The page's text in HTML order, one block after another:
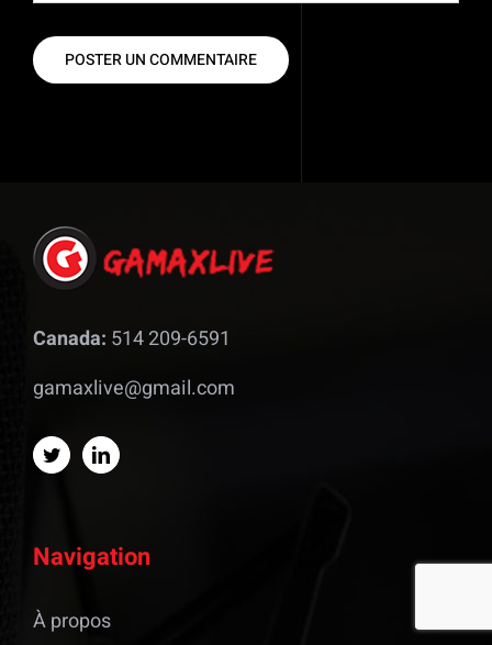
Canada: 514 209-6591
gamaxlive@gmail.com
Navigation
À propos